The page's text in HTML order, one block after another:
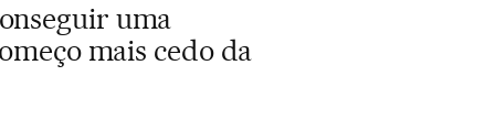
uma
mais cedo da